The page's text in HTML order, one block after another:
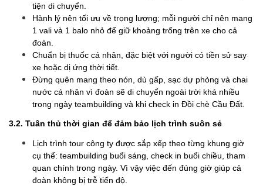
tiện di chuyển.
Hành lý nên tối ưu về trọng lượng; mỗi người chỉ nên mang
1 vali và 1 balo nhỏ để giữ khoảng trống trên xe cho cả
đoàn.
Chuẩn bị thuốc cá nhân, đặc biệt với người có tiền sử say
xe hoặc dị ứng thời tiết.
Đừng quên mang theo nón, dù gấp, sạc dự phòng và chai
nước cá nhân vì đoàn sẽ di chuyển ngoài trời khá nhiều
trong ngày teambuilding và khi check in Đồi chè Cầu Đất.
3.2. Tuân thủ thời gian để đảm bảo lịch trình suôn sẻ
Lịch trình tour công ty được sắp xếp theo từng khung giờ
cụ thể: teambuilding buổi sáng, check in buổi chiều, tham
quan chính trong ngày. Vì vậy việc đến đúng giờ giúp cả
đoàn không bị trễ tiến độ.